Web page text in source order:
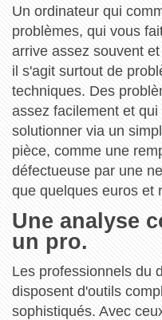
Un ordinateur qui
problèmes, qui vous
arrive assez souvent
il s'agit surtout de
techniques. Des
assez facilement et
solutionner via un
pièce, comme une
défectueuse par une
que quelques euros et
Une analyse
un pro.
Les professionnels du
disposent d'outils
sophistiqués. Avec